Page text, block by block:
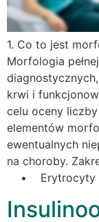
1. Co to jest
Morfologia
krwi i
celu oceny
elementów
ewentualnych
na choroby.
• Erytrocyty